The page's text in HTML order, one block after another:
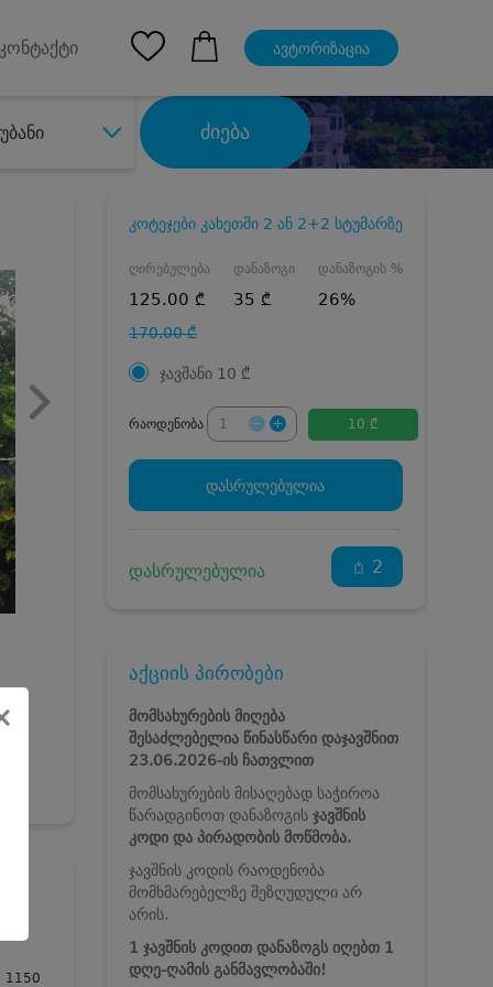
კონტაქტი ავტორიზაცია
უბანი ძიება
1150
კოტეჯები კახეთში 2 ან 2+2 სტუმარზე
ღირებულება
125.00 ₾
170.00 ₾
დანაზოგი
35 ₾
დანაზოგის %
26%
ჯავშანი 10 ₾
რაოდენობა 10 ₾
დასრულებულია
დასრულებულია 2
აქციის პირობები
მომსახურების მიღება
შესაძლებელია წინასწარი დაჯავშნით
23.06.2026-ისჩათვლით
მომსახურების მისაღებად საჭიროა
წარადგინოთ დანაზოგის ჯავშნის
კოდი და პირადობის მოწმობა.
ჯავშნის კოდის რაოდენობა
მომხმარებელზე შეზღუდული არ
არის.
1 ჯავშნის კოდით დანაზოგს იღებთ 1
დღე-ღამის განმავლობაში!